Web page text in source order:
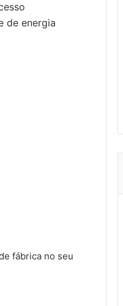
de energia
fábrica no seu